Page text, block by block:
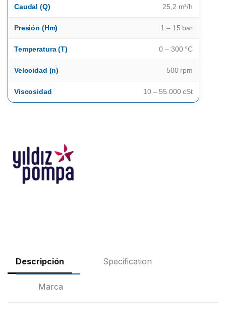
Caudal (Q) 25,2 m³/h
Presión (Hm) 1 – 15 bar
Temperatura (T) 0 – 300 °C
Velocidad (n) 500 rpm
Viscosidad 10 – 55.000 cSt
Descripción Specification
Marca